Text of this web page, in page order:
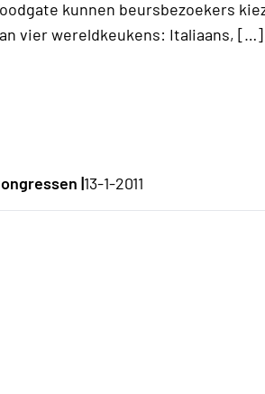
kunnen beursbezoekers
vier wereldkeukens: Italiaans, […]
|13-1-2011